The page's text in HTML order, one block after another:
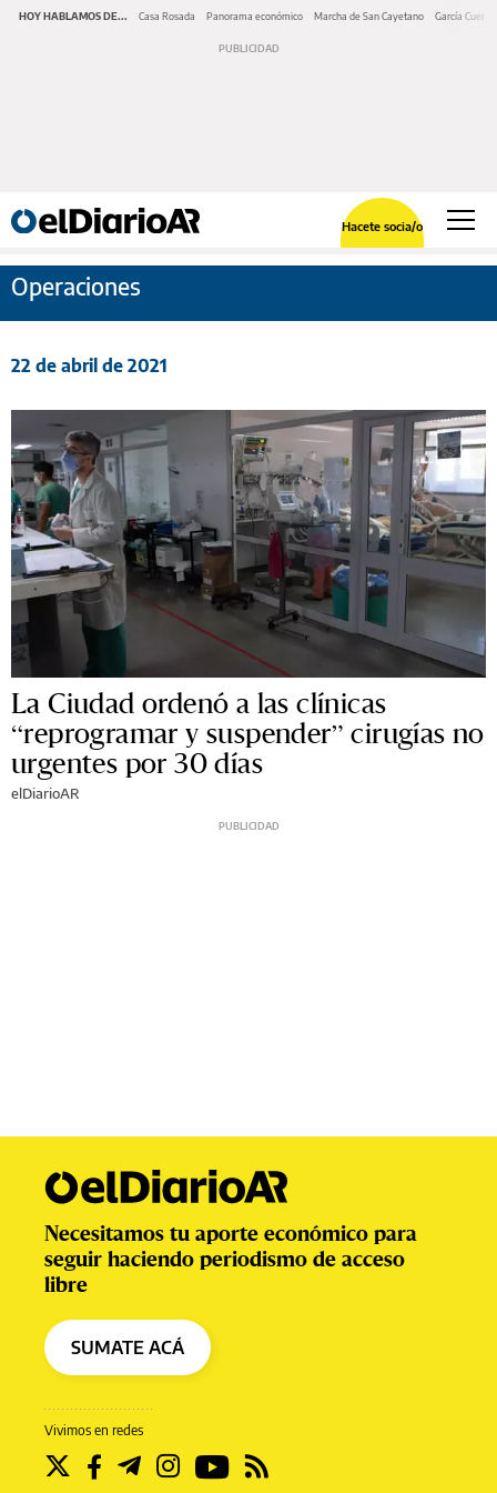
HOY HABLAMOS DE... Casa Rosada Panorama económico Marcha de San Cayetano García Cuerva
Hacete socia/o
Operaciones
22 de abril de 2021
La Ciudad ordenó a las clínicas
“reprogramar y suspender” cirugías no
urgentes por 30 días
elDiarioAR
Vivimos en redes
Necesitamos tu aporte económico para
seguir haciendo periodismo de acceso
libre
SUMATE ACÁ